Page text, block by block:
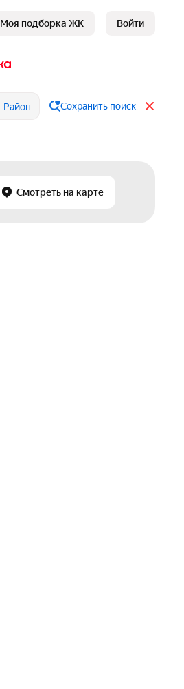
Моя подборка ЖК Войти
Район Сохранить поиск
Смотреть на карте